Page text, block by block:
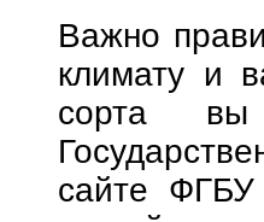
Важно
климату и
сорта вы
сайте ФГБУ